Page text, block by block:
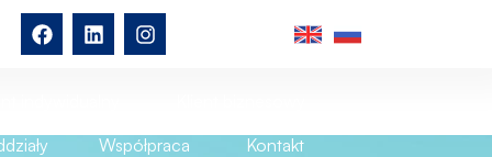
Współpraca
Kontakt